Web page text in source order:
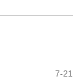
7-21